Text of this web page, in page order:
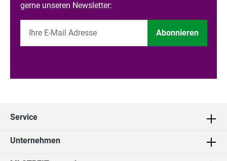
gerne unseren Newsletter:
Abonnieren
Service
Unternehmen